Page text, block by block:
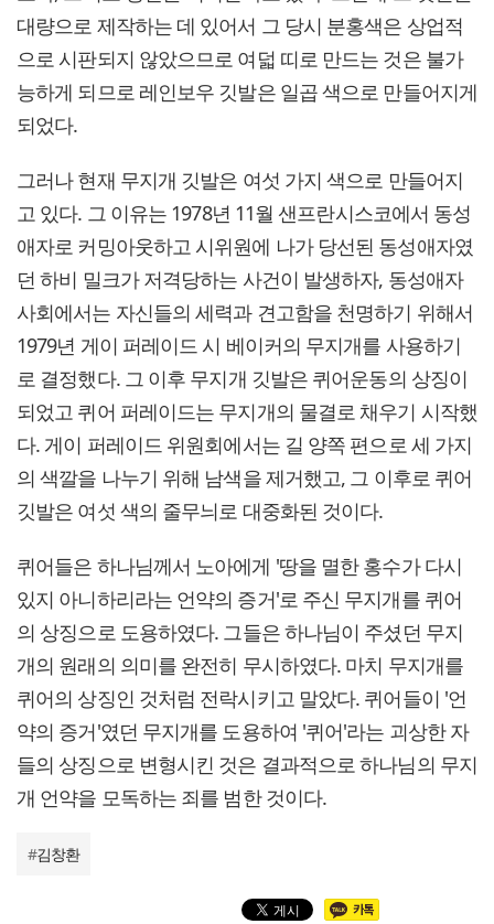
대량으로 제작하는 데 있어서 그 당시 분홍색은 상업적
으로 시판되지 않았으므로 여덟 띠로 만드는 것은 불가
능하게 되므로 레인보우 깃발은 일곱 색으로 만들어지게
되었다.
그러나 현재 무지개 깃발은 여섯 가지 색으로 만들어지
고 있다. 그 이유는 1978년 11월 샌프란시스코에서 동성
애자로 커밍아웃하고 시위원에 나가 당선된 동성애자였
던 하비 밀크가 저격당하는 사건이 발생하자, 동성애자
사회에서는 자신들의 세력과 견고함을 천명하기 위해서
1979년 게이 퍼레이드 시 베이커의 무지개를 사용하기
로 결정했다. 그 이후 무지개 깃발은 퀴어운동의 상징이
되었고 퀴어 퍼레이드는 무지개의 물결로 채우기 시작했
다. 게이 퍼레이드 위원회에서는 길 양쪽 편으로 세 가지
의 색깔을 나누기 위해 남색을 제거했고, 그 이후로 퀴어
깃발은 여섯 색의 줄무늬로 대중화된 것이다.
퀴어들은 하나님께서 노아에게 '땅을 멸한 홍수가 다시
있지 아니하리라는 언약의 증거'로 주신 무지개를 퀴어
의 상징으로 도용하였다. 그들은 하나님이 주셨던 무지
개의 원래의 의미를 완전히 무시하였다. 마치 무지개를
퀴어의 상징인 것처럼 전락시키고 말았다. 퀴어들이 '언
약의 증거'였던 무지개를 도용하여 '퀴어'라는 괴상한 자
들의 상징으로 변형시킨 것은 결과적으로 하나님의 무지
개 언약을 모독하는 죄를 범한 것이다.
#김창환